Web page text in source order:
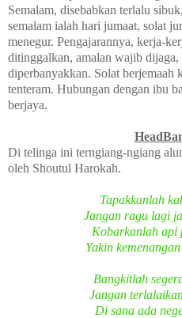
Semalam, disebabkan terlalu
semalam ialah hari jumaat, solat
menegur. Pengajarannya, kerja-
ditinggalkan, amalan wajib dijaga,
diperbanyakkan. Solat berjemaah
tenteram. Hubungan dengan ibu
berjaya.
Di telinga ini terngiang-ngiang
oleh Shoutul Harokah.
Tapakkanlah
Jangan ragu lagi
Kobarkanlah api
Yakin
Bangkitlah
Jangan
Di sana ada